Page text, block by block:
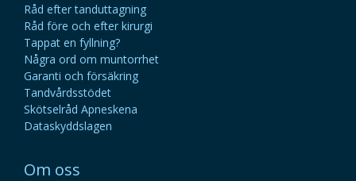
Råd efter tanduttagning
Råd före och efter kirurgi
Tappat en fyllning?
Några ord om muntorrhet
Garanti och försäkring
Tandvårdsstödet
Skötselråd Apneskena
Dataskyddslagen
Om oss